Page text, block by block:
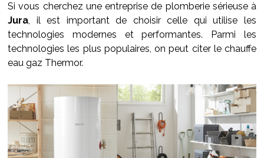
Si vous cherchez une entreprise de plomberie sérieuse à
Jura, il est important de choisir celle qui utilise les
technologies modernes et performantes. Parmi les
technologies les plus populaires, on peut citer le chauffe
eau gaz Thermor.